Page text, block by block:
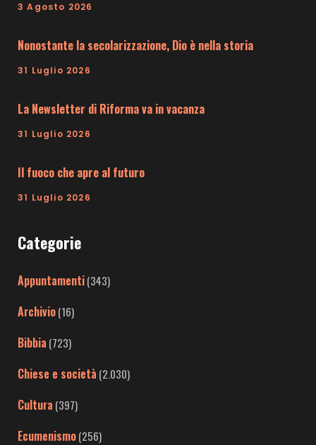
3 Agosto 2026
Nonostante la secolarizzazione, Dio è nella storia
31 Luglio 2026
La Newsletter di Riforma va in vacanza
31 Luglio 2026
Il fuoco che apre al futuro
31 Luglio 2026
Categorie
Appuntamenti(343)
Archivio(16)
Bibbia (723)
Chiese e società (2.030)
Cultura (397)
Ecumenismo(256)